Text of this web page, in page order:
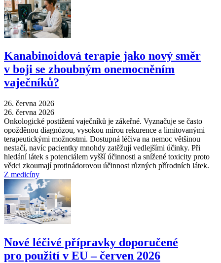
Kanabinoidová terapie jako nový směr
v boji se zhoubným onemocněním
vaječníků?
26. června 2026
26. června 2026
Onkologické postižení vaječníků je zákeřné. Vyznačuje se často
opožděnou diagnózou, vysokou mírou rekurence a limitovanými
terapeutickými možnostmi. Dostupná léčiva na nemoc většinou
nestačí, navíc pacientky mnohdy zatěžují vedlejšími účinky. Při
hledání látek s potenciálem vyšší účinnosti a snížené toxicity proto
vědci zkoumají protinádorovou účinnost různých přírodních látek.
Z medicíny
Nové léčivé přípravky doporučené
pro použití v EU –⁠ červen 2026